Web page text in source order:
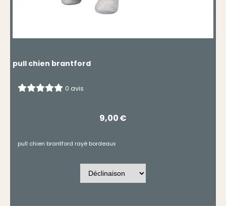
pull chien brantford
0 avis
9,00€
pull chien brantford rayé bordeaux